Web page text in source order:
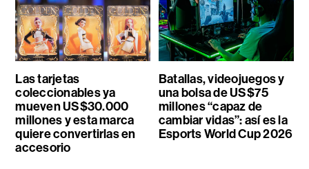
Las tarjetas
coleccionables ya
mueven US$30.000
millones y esta marca
quiere convertirlas en
accesorio
Batallas, videojuegos y
una bolsa de US$75
millones “capaz de
cambiar vidas”: así es la
Esports World Cup 2026